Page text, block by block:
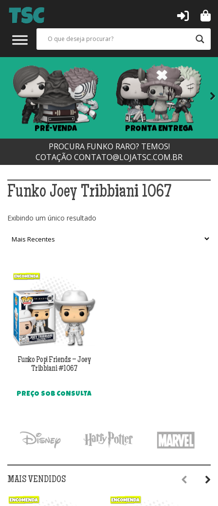
PRÉ-VENDA PRONTA ENTREGA
PROCURA FUNKO RARO? TEMOS!
COTAÇÃO CONTATO@LOJATSC.COM.BR
Funko Joey Tribbiani 1067
Exibindo um único resultado
Funko Pop! Friends – Joey
Tribbiani #1067
PREÇO SOB CONSULTA
MAIS VENDIDOS